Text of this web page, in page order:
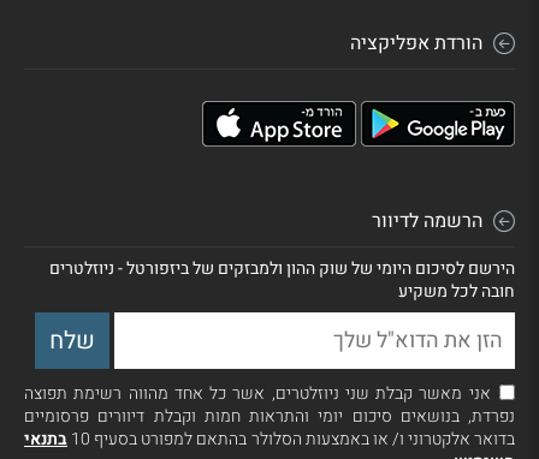
הורדת אפליקציה
הרשמה לדיוור
הירשם לסיכום היומי של שוק ההון ולמבזקים של ביזפורטל - ניוזלטרים
חובה לכל משקיע
אני מאשר קבלת שני ניוזלטרים, אשר כל אחד מהווה רשימת תפוצה
נפרדת, בנושאים סיכום יומי והתראות חמות וקבלת דיוורים פרסומיים
בדואר אלקטרוני ו/ או באמצעות הסלולר בהתאם למפורט בסעיף 10
בתנאי